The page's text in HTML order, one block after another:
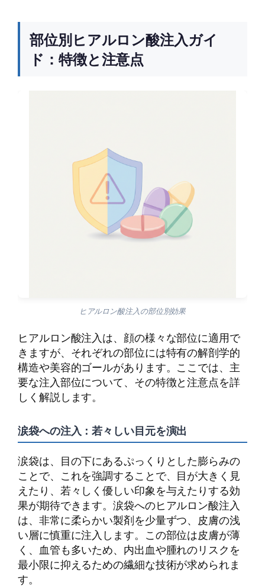
部位別ヒアルロン酸注入ガイ
ド：特徴と注意点
ヒアルロン酸注入の部位別効果
ヒアルロン酸注入は、顔の様々な部位に適用で
きますが、それぞれの部位には特有の解剖学的
構造や美容的ゴールがあります。ここでは、主
要な注入部位について、その特徴と注意点を詳
しく解説します。
涙袋への注入：若々しい目元を演出
涙袋は、目の下にあるぷっくりとした膨らみの
ことで、これを強調することで、目が大きく見
えたり、若々しく優しい印象を与えたりする効
果が期待できます。涙袋へのヒアルロン酸注入
は、非常に柔らかい製剤を少量ずつ、皮膚の浅
い層に慎重に注入します。この部位は皮膚が薄
く、血管も多いため、内出血や腫れのリスクを
最小限に抑えるための繊細な技術が求められま
す。